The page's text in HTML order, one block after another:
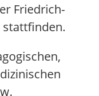
Friedrich-
stattfinden.